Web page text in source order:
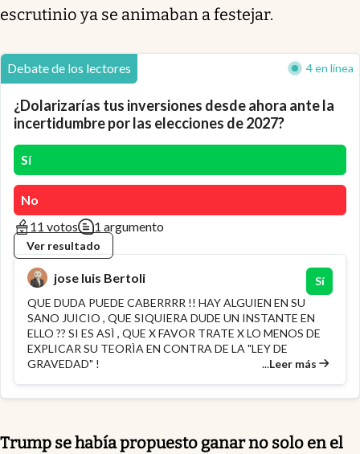
escrutinio ya se animaban a festejar.
Debate de los lectores 4 en línea
¿Dolarizarías tus inversiones desde ahora ante la
incertidumbre por las elecciones de 2027?
Sí
No
11 votos
1 argumento
Ver resultado
jose luis Bertoli
Sí
QUE DUDA PUEDE CABERRRR !! HAY ALGUIEN EN SU
SANO JUICIO , QUE SIQUIERA DUDE UN INSTANTE EN
ELLO ?? SI ES ASÌ , QUE X FAVOR TRATE X LO MENOS DE
EXPLICAR SU TEORÌA EN CONTRA DE LA "LEY DE
GRAVEDAD" !
...Leer más
Trump se había propuesto ganar no solo en el